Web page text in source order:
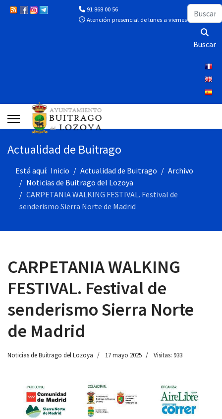
91 868 00 56
Atención presencial de lunes a viernes de 10:00 a
Buscar
Buscar
Actualidad de Buitrago
Está aquí: Inicio Actualidad de Buitrago
Archivo
Noticias de Buitrago del Lozoya
CARPETANIA WALKING FESTIVAL. Festival de
senderismo Sierra Norte de Madrid
CARPETANIA WALKING
FESTIVAL. Festival de
senderismo Sierra Norte
de Madrid
Noticias de Buitrago del Lozoya 17 mayo 2025 Visitas: 933